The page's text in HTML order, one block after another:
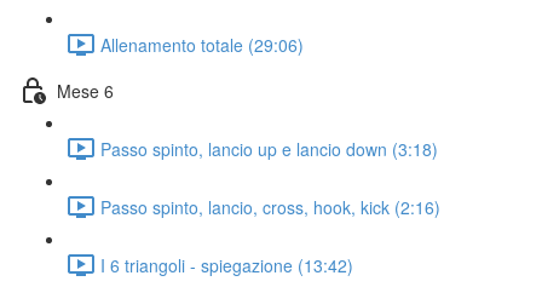
Allenamento totale (29:06)
Mese 6
Passo spinto, lancio up e lancio down (3:18)
Passo spinto, lancio, cross, hook, kick (2:16)
I 6 triangoli - spiegazione (13:42)